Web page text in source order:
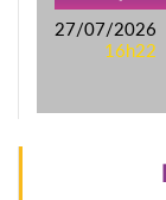
27/07/2026
16h22